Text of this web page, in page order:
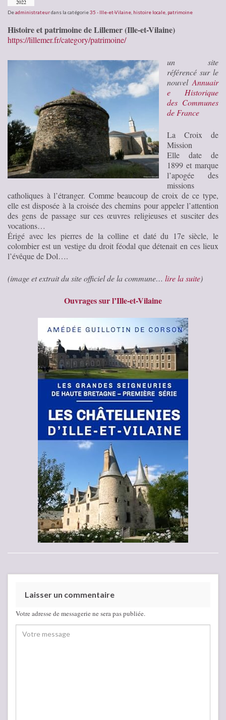
2022
Deadministrateurdans la catégorie35 - Ille-et-Vilaine histoire locale patrimoine
Histoire et patrimoine de Lillemer (Ille-et-Vilaine)
https://lillemer.fr/category/patrimoine/
un site
référencé sur le
nouvel Annuair
e Historique
des Communes
de France
La Croix de
Mission
Elle date de
1899 et marque
l’apogée des
missions
catholiques à l’étranger. Comme beaucoup de croix de ce type,
elle est disposée à la croisée des chemins pour appeler l’attention
des gens de passage sur ces œuvres religieuses et susciter des
vocations…
Érigé avec les pierres de la colline et daté du 17e siècle, le
colombier est un vestige du droit féodal que détenait en ces lieux
l’évêque de Dol….
(image et extrait du site officiel de la commune… lire la suite)
Ouvrages sur l’Ille-et-Vilaine
Laisser un commentaire
Votre adresse de messagerie ne sera pas publiée.